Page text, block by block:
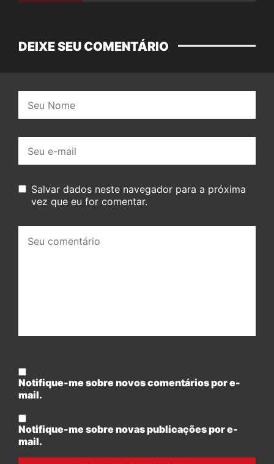
DEIXE SEU COMENTÁRIO
mail:
Salvar dados neste navegador para a próxima
vez que eu for comentar.
comentário:
Notifique-me sobre novos comentários por e-
mail.
Notifique-me sobre novas publicações por e-
mail.